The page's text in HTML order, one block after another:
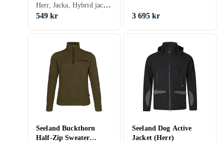
Herr, Jacka, Hybrid jacka, Fleecetröja, Fleece
549 kr
3 695 kr
Seeland Buckthorn
Half-Zip Sweater
Seeland Dog Active
Jacket (Herr)